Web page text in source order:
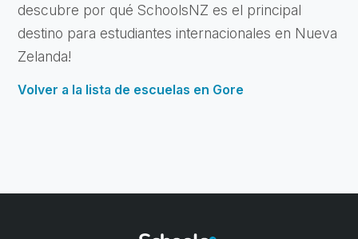
descubre por qué SchoolsNZ es el principal
destino para estudiantes internacionales en Nueva
Zelanda!
Volver a la lista de escuelas en Gore